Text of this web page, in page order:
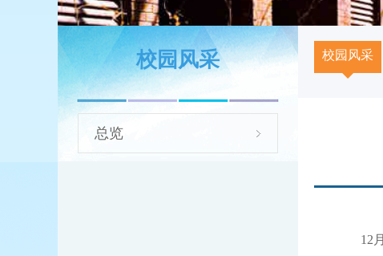
校园风采
总览
校园风采
12